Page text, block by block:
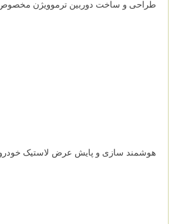
طراحی و ساخت دوربین ترموویژن
هوشمند سازی و پایش عرض لاستیک